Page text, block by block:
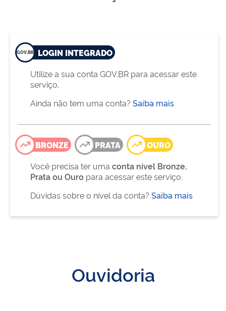
LOGIN INTEGRADO
Utilize a sua conta GOV.BR para acessar este
serviço.
Ainda não tem uma conta? Saiba mais
BRONZE PRATA
OURO
Você precisa ter uma conta nível Bronze,
Prata ou Ouro para acessar este serviço.
Dúvidas sobre o nível da conta? Saiba mais
Ouvidoria